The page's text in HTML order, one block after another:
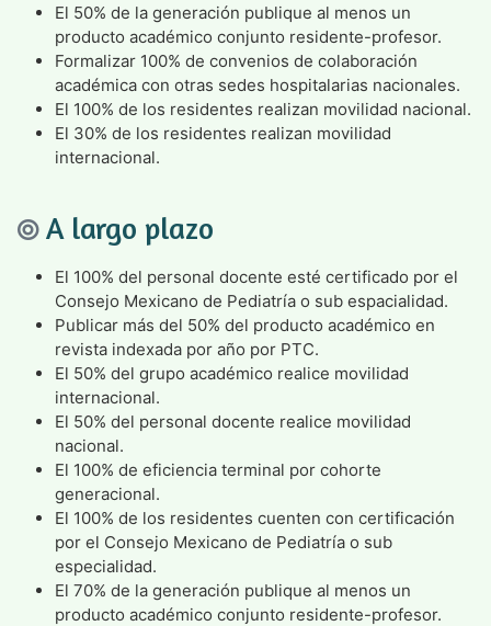
El 50% de la generación publique al menos un
producto académico conjunto residente-profesor.
Formalizar 100% de convenios de colaboración
académica con otras sedes hospitalarias nacionales.
El 100% de los residentes realizan movilidad nacional.
El 30% de los residentes realizan movilidad
internacional.
A largo plazo
El 100% del personal docente esté certificado por el
Consejo Mexicano de Pediatría o sub espacialidad.
Publicar más del 50% del producto académico en
revista indexada por año por PTC.
El 50% del grupo académico realice movilidad
internacional.
El 50% del personal docente realice movilidad
nacional.
El 100% de eficiencia terminal por cohorte
generacional.
El 100% de los residentes cuenten con certificación
por el Consejo Mexicano de Pediatría o sub
especialidad.
El 70% de la generación publique al menos un
producto académico conjunto residente-profesor.